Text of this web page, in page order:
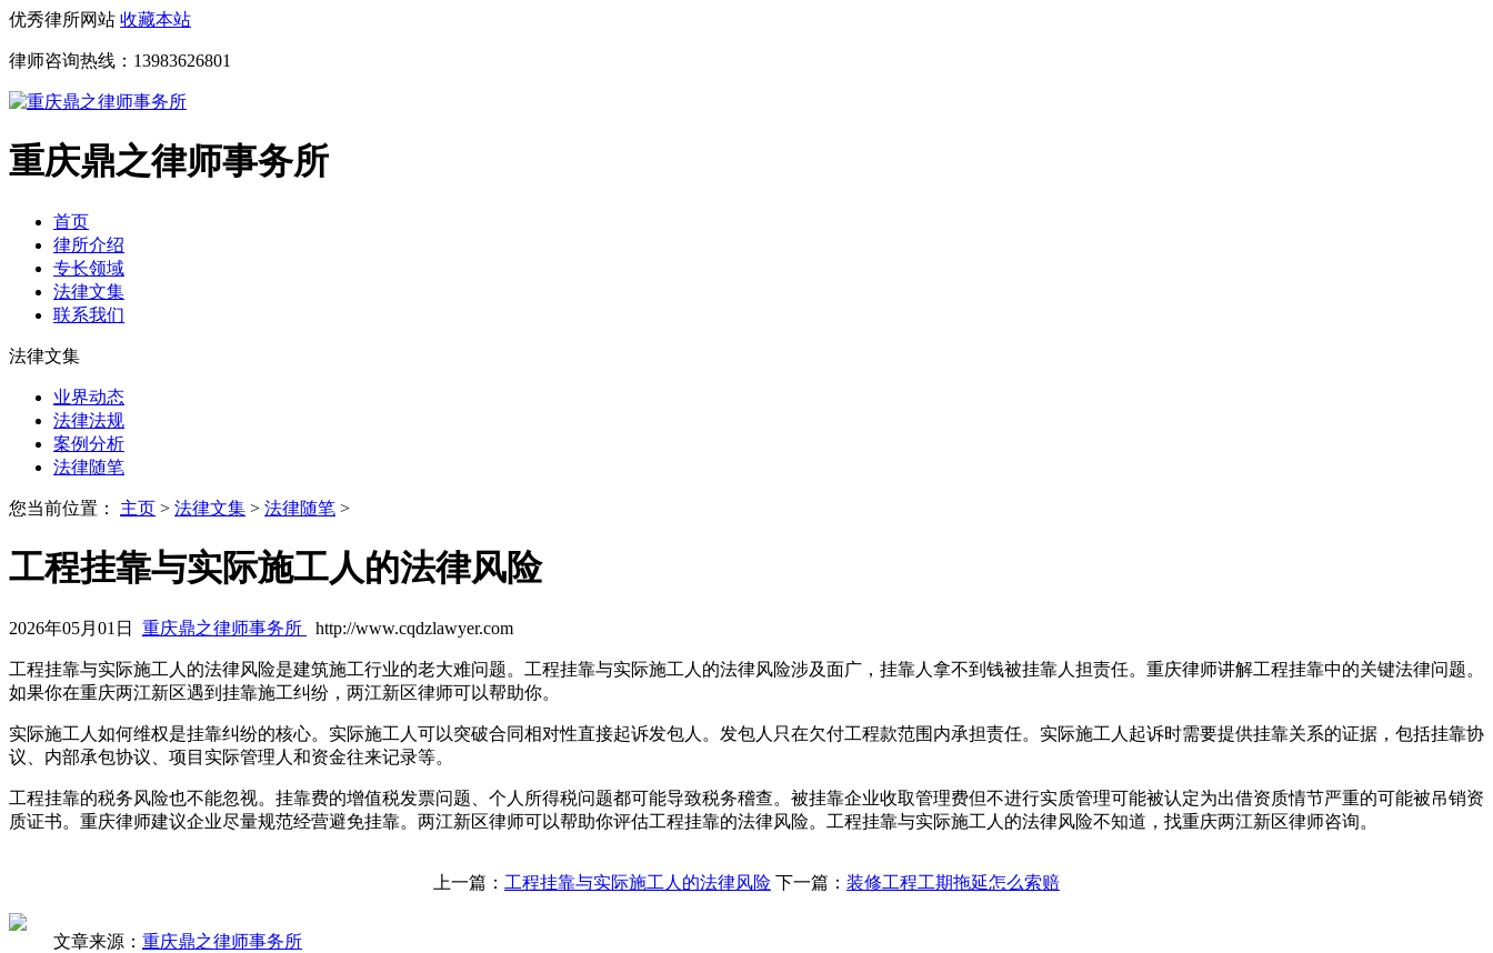
优秀律所网站 收藏本站
律师咨询热线： 13983626801
重庆鼎之律师事务所
首页
律所介绍
专长领域
法律文集
联系我们
法律文集
业界动态
法律法规
案例分析
法律随笔
您当前位置： 主页 > 法律文集 > 法律随笔 >
工程挂靠与实际施工人的法律风险
2026年05月01日 重庆鼎之律师事务所 http://www.cqdzlawyer.com
工程挂靠与实际施工人的法律风险是建筑施工行业的老大难问题。工程挂靠与实际施工人的法律风险涉及面广，挂靠人拿不到钱被挂靠人担责任。重庆律师讲解工程挂靠中的关键法律问题。
如果你在重庆两江新区遇到挂靠施工纠纷，两江新区律师可以帮助你。
实际施工人如何维权是挂靠纠纷的核心。实际施工人可以突破合同相对性直接起诉发包人。发包人只在欠付工程款范围内承担责任。实际施工人起诉时需要提供挂靠关系的证据，包括挂靠协
议、内部承包协议、项目实际管理人和资金往来记录等。
工程挂靠的税务风险也不能忽视。挂靠费的增值税发票问题、个人所得税问题都可能导致税务稽查。被挂靠企业收取管理费但不进行实质管理可能被认定为出借资质情节严重的可能被吊销资
质证书。重庆律师建议企业尽量规范经营避免挂靠。两江新区律师可以帮助你评估工程挂靠的法律风险。工程挂靠与实际施工人的法律风险不知道，找重庆两江新区律师咨询。
上一篇： 工程挂靠与实际施工人的法律风险 下一篇： 装修工程工期拖延怎么索赔
文章来源： 重庆鼎之律师事务所